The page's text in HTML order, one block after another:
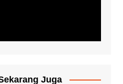
Juga